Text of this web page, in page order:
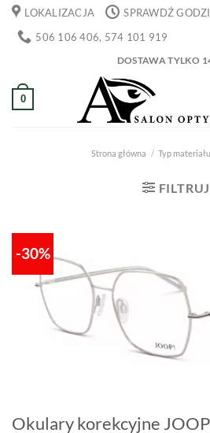
Przewiń
zawartości
LOKALIZACJA
SPRAWDŹ
506 106 406, 574 101 919
DOSTAWA TYLKO
0
Strona główna / Typ materiału
FILTRUJ
-30%
Okulary korekcyjne